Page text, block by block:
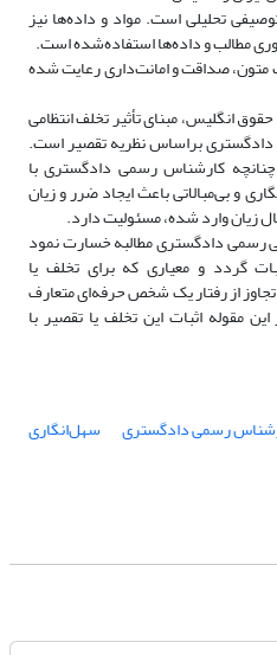
تحلیلی است. مواد و داده‌ها نیز
مطالب و داده‌ها استفاده‌شده است.
متون، صداقت و امانت‌داری رعایت شده
انگلیس، مبنای تأثیر تخلف انتظامی
براساس نظریه­ تقصیر است.
کارشناس رسمی دادگستری با
و بی‌مبالاتی باعث ایجاد ضرر و زیان
زیان وارد شده، مسئولیت دارد.
رسمی دادگستری مطالبه خسارت نمود
گردد و معیاری که برای تخلف یا
از رفتار یک شخص حرفه‌ای متعارف
مقوله اثبات این تخلف یا تقصیر با
رسمی دادگستری سهل‌انگاری